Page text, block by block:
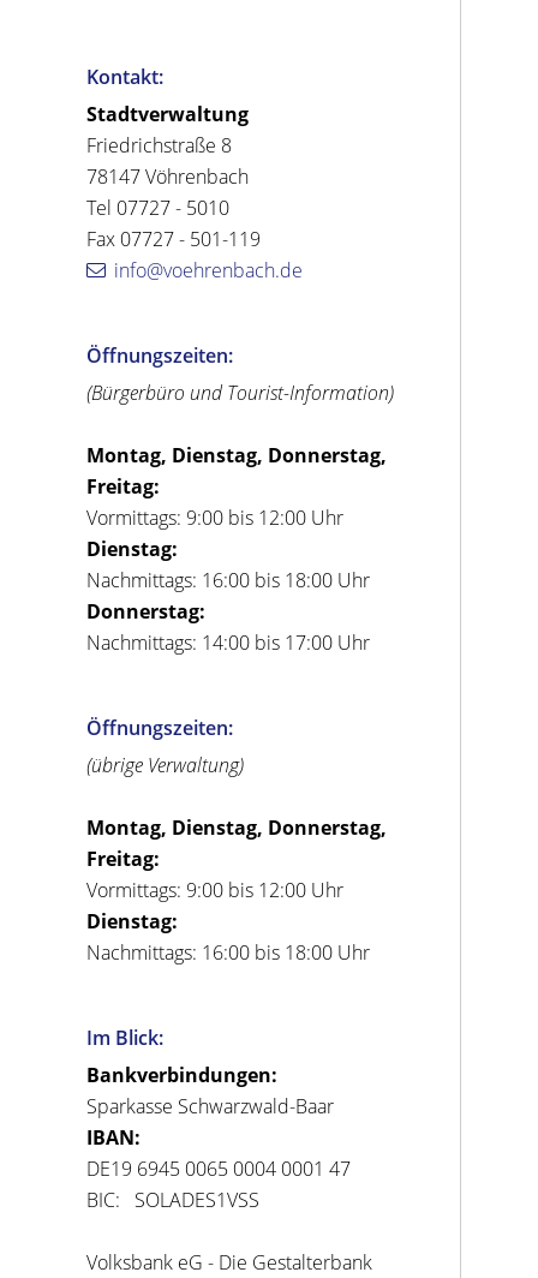
Kontakt:
Stadtverwaltung
Friedrichstraße 8
78147 Vöhrenbach
Tel 07727 - 5010
Fax 07727 - 501-119
info@voehrenbach.de
Öffnungszeiten:
(Bürgerbüro und Tourist-Information)
Montag, Dienstag, Donnerstag,
Freitag:
Vormittags: 9:00 bis 12:00 Uhr
Dienstag:
Nachmittags: 16:00 bis 18:00 Uhr
Donnerstag:
Nachmittags: 14:00 bis 17:00 Uhr
Öffnungszeiten:
(übrige Verwaltung)
Montag, Dienstag, Donnerstag,
Freitag:
Vormittags: 9:00 bis 12:00 Uhr
Dienstag:
Nachmittags: 16:00 bis 18:00 Uhr
Im Blick:
Bankverbindungen:
Sparkasse Schwarzwald-Baar
IBAN:
DE19 6945 0065 0004 0001 47
BIC: SOLADES1VSS
Volksbank eG - Die Gestalterbank